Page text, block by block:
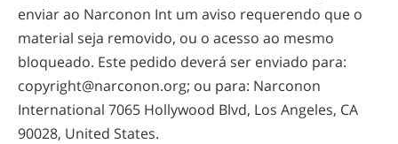
enviar ao Narconon Int um aviso requerendo que o
material seja removido, ou o acesso ao mesmo
bloqueado. Este pedido deverá ser enviado para:
copyright@narconon.org; ou para: Narconon
International 7065 Hollywood Blvd, Los Angeles, CA
90028, United States.